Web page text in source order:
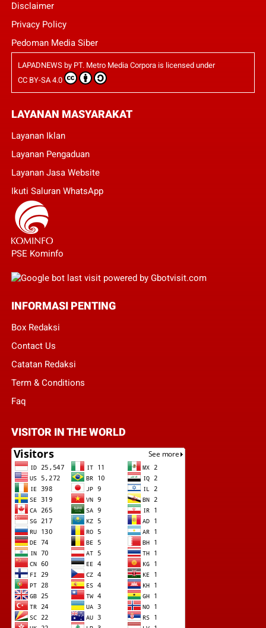
Disclaimer
Privacy Policy
Pedoman Media Siber
LAPADNEWSby PT. Metro Media Corporais licensed under
CC BY-SA 4.0
LAYANAN MASYARAKAT
Layanan Iklan
Layanan Pengaduan
Layanan Jasa Website
Ikuti Saluran WhatsApp
PSE Kominfo
INFORMASI PENTING
Box Redaksi
Contact Us
Catatan Redaksi
Term & Conditions
Faq
VISITOR IN THE WORLD